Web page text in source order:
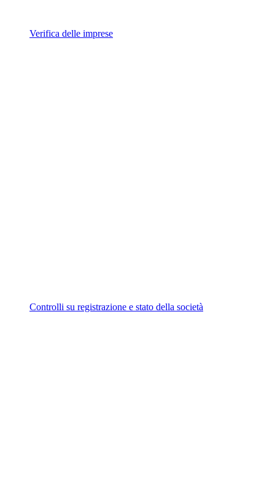
Verifica delle imprese
Controlli su registrazione e stato della società